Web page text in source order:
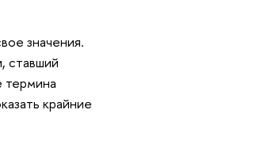
значения.
ставший
термина
крайние